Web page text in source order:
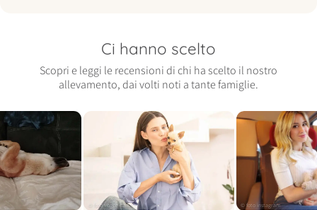
Ci hanno scelto
Scopri e leggi le recensioni di chi ha scelto il nostro
allevamento, dai volti noti a tante famiglie.
© foto vogue italia © foto instagram